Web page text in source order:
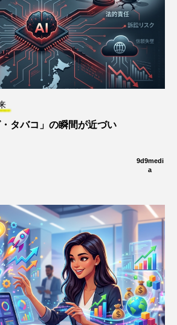
タバコ」の瞬間が近づい
9d9medi
a